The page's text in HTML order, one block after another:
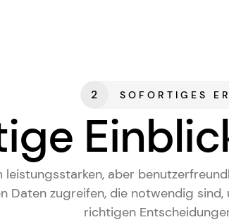
2 SOFORTIGES
leistungsstarken, aber
Daten zugreifen, die notwendig
richtigen